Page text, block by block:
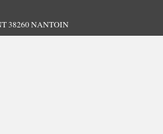
38260 NANTOIN